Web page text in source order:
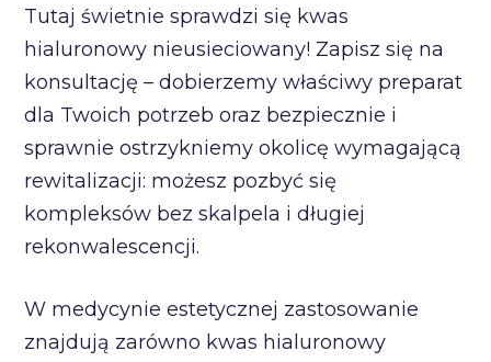
Tutaj świetnie sprawdzi się kwas
hialuronowy nieusieciowany! Zapisz się na
konsultację – dobierzemy właściwy preparat
dla Twoich potrzeb oraz bezpiecznie i
sprawnie ostrzykniemy okolicę wymagającą
rewitalizacji: możesz pozbyć się
kompleksów bez skalpela i długiej
rekonwalescencji.
W medycynie estetycznej zastosowanie
znajdują zarówno kwas hialuronowy